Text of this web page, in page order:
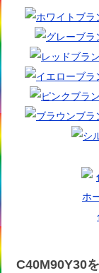
C40M90Y30